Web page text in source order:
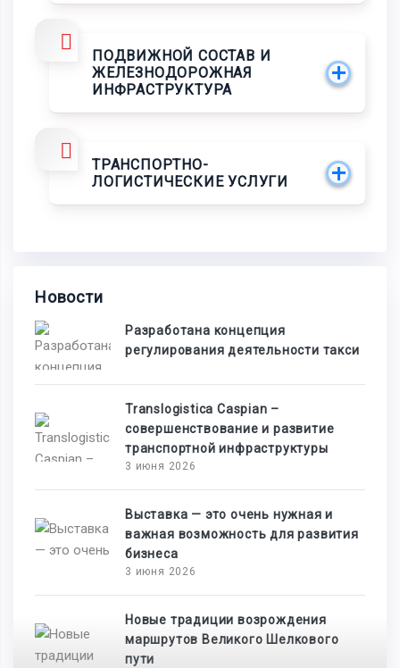
ПОДВИЖНОЙ СОСТАВ И
ЖЕЛЕЗНОДОРОЖНАЯ
ИНФРАСТРУКТУРА
ТРАНСПОРТНО-
ЛОГИСТИЧЕСКИЕ УСЛУГИ
Новости
Разработана концепция
регулирования деятельности такси
Translogistica Caspian –
совершенствование и развитие
транспортной инфраструктуры
3 июня 2026
Выставка — это очень нужная и
важная возможность для развития
бизнеса
3 июня 2026
Новые традиции возрождения
маршрутов Великого Шелкового
пути